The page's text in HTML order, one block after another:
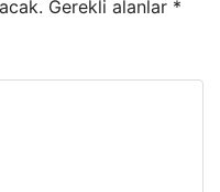
Gerekli alanlar *